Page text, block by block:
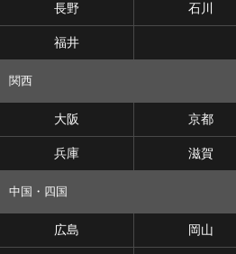
長野 石川
福井
関西
大阪 京都
兵庫 滋賀
中国・四国
広島 岡山